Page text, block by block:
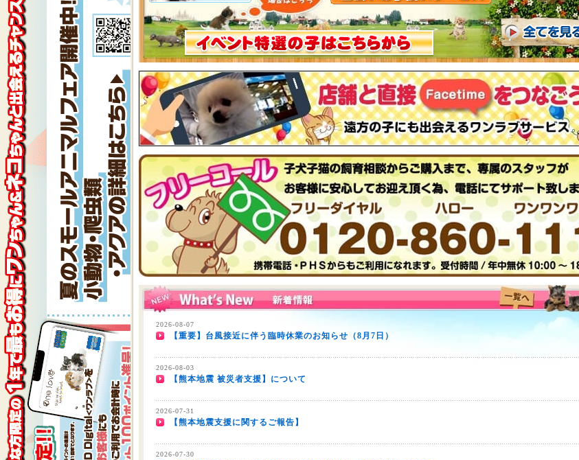
2026-08-07
【重要】台風接近に伴う臨時休業のお知らせ（8月7日）
2026-08-03
【熊本地震 被災者支援】について
2026-07-31
【熊本地震支援に関するご報告】
2026-07-30